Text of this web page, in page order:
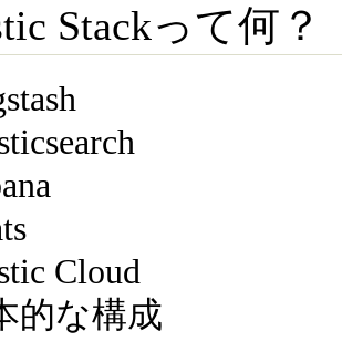
Stackって何？
Cloud
的な構成